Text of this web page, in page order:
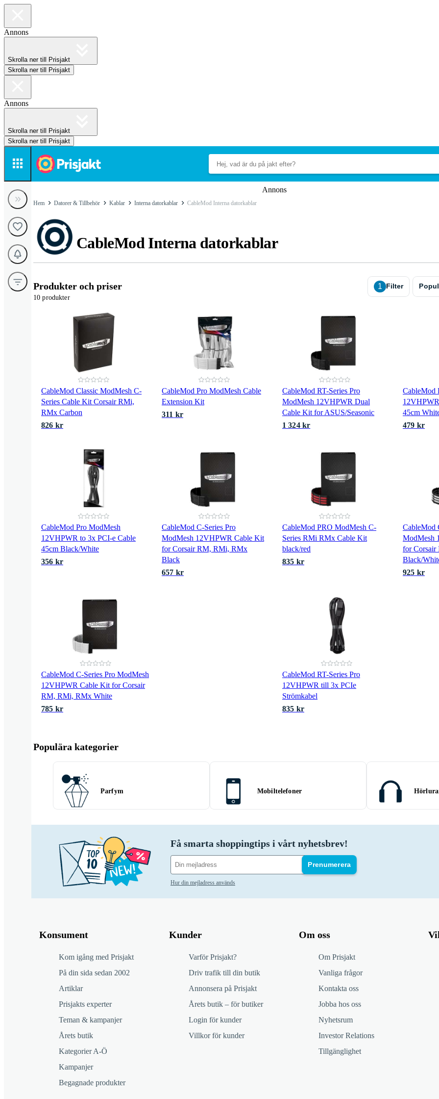
Annons
Skrolla ner till Prisjakt
Skrolla ner till Prisjakt
Annons
Skrolla ner till Prisjakt
Skrolla ner till Prisjakt
Annons
Hem Datorer & Tillbehör Kablar Interna datorkablar CableMod Interna datorkablar
CableMod Interna datorkablar
Produkter och priser
10 produkter
1 Filter
CableMod Classic ModMesh C-
Series Cable Kit Corsair RMi,
RMx Carbon
826 kr
CableMod Pro ModMesh Cable
Extension Kit
311 kr
CableMod RT-Series Pro
ModMesh 12VHPWR Dual
Cable Kit for ASUS/Seasonic
1 324 kr
CableMod
45cm
479 kr
CableMod Pro ModMesh
12VHPWR to 3x PCI-e Cable
45cm Black/White
356 kr
CableMod C-Series Pro
ModMesh 12VHPWR Cable Kit
for Corsair RM, RMi, RMx
Black
657 kr
CableMod PRO ModMesh C-
Series RMi RMx Cable Kit
black/red
835 kr
CableMod
ModMesh
for
Black/
925 kr
CableMod C-Series Pro ModMesh
12VHPWR Cable Kit for Corsair
RM, RMi, RMx White
785 kr
CableMod RT-Series Pro
12VHPWR till 3x PCIe
Strömkabel
835 kr
Populära kategorier
Parfym Mobiltelefoner
Få smarta shoppingtips i vårt nyhetsbrev!
Prenumerera
Hur din mejladress används
Konsument
Kom igång med Prisjakt
På din sida sedan 2002
Artiklar
Prisjakts experter
Teman & kampanjer
Årets butik
Kategorier A-Ö
Kampanjer
Begagnade produkter
Kunder
Varför Prisjakt?
Driv trafik till din butik
Annonsera på Prisjakt
Årets butik – för butiker
Login för kunder
Villkor för kunder
Om oss
Om Prisjakt
Vanliga frågor
Kontakta oss
Jobba hos oss
Nyhetsrum
Investor Relations
Tillgänglighet